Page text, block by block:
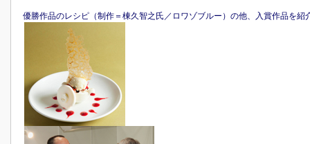
優勝作品のレシピ（制作＝棟久智之氏／ロワゾブルー）の他、入賞作品を紹